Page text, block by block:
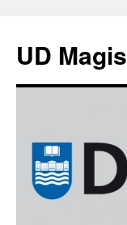
contenido
UD Magis